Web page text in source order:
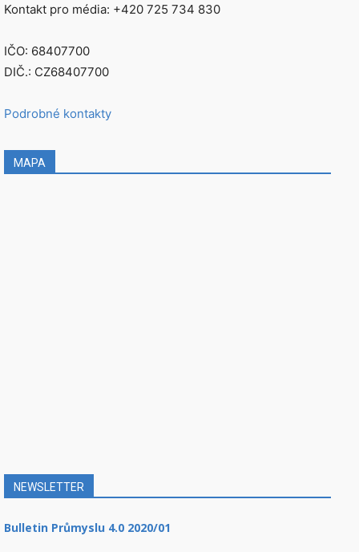
Kontakt pro média: +420 725 734 830
IČO: 68407700
DIČ.: CZ68407700
Podrobné kontakty
MAPA
NEWSLETTER
Bulletin Průmyslu 4.0 2020/01